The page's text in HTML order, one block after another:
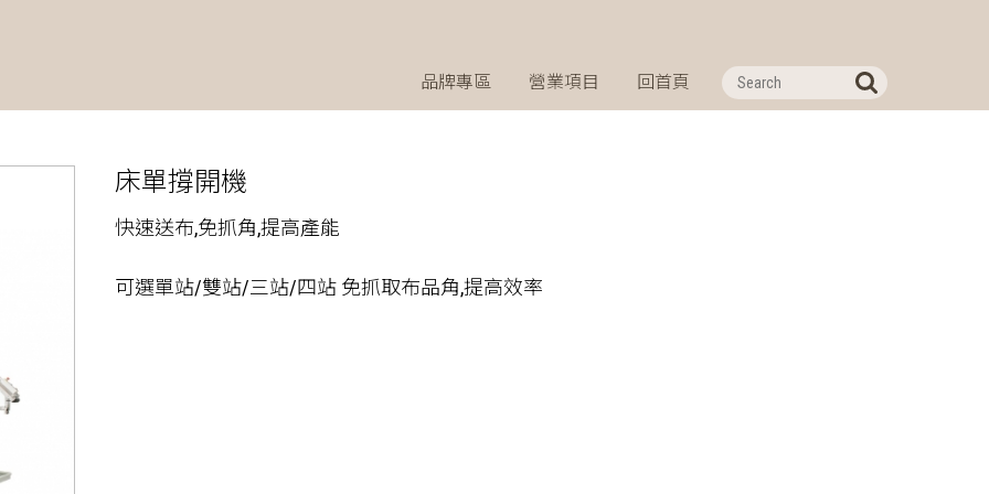
品牌專區 營業項目 回首頁
床單撐開機
快速送布,免抓角,提高產能
可選單站/雙站/三站/四站 免抓取布品角,提高效率